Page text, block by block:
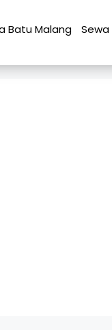
Batu Malang